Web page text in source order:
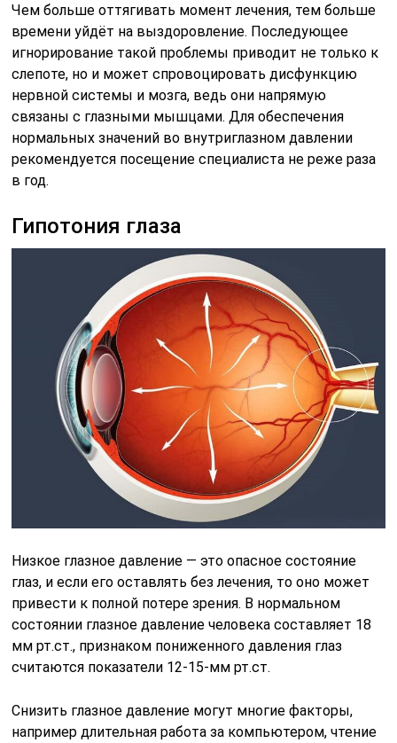
Чем больше оттягивать момент лечения, тем больше
времени уйдёт на выздоровление. Последующее
игнорирование такой проблемы приводит не только к
слепоте, но и может спровоцировать дисфункцию
нервной системы и мозга, ведь они напрямую
связаны с глазными мышцами. Для обеспечения
нормальных значений во внутриглазном давлении
рекомендуется посещение специалиста не реже раза
в год.
Гипотония глаза
Низкое глазное давление — это опасное состояние
глаз, и если его оставлять без лечения, то оно может
привести к полной потере зрения. В нормальном
состоянии глазное давление человека составляет 18
мм рт.ст., признаком пониженного давления глаз
считаются показатели 12-15-мм рт.ст.
Снизить глазное давление могут многие факторы,
например длительная работа за компьютером, чтение